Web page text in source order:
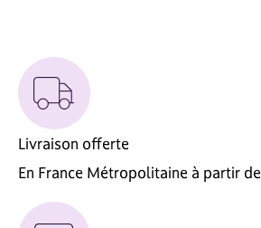
Livraison offerte
En France Métropolitaine à partir